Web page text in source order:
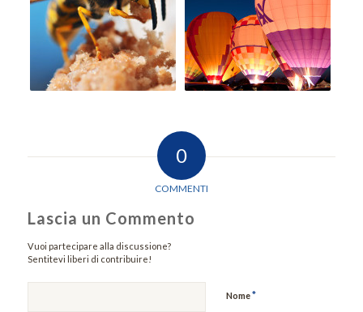
0
COMMENTI
Lascia un Commento
Vuoi partecipare alla discussione?
Sentitevi liberi di contribuire!
Nome*